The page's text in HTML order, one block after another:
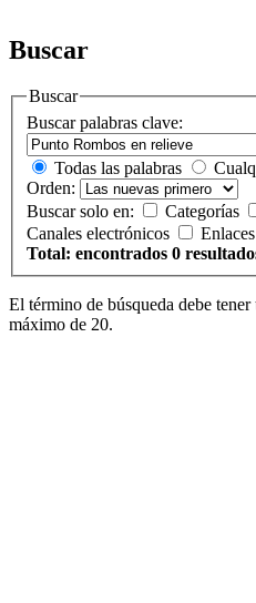
Buscar
Buscar
Buscar palabras clave:
Todas las palabras
Orden:
Buscar solo en:
Categorías
Canales electrónicos
Total: encontrados 0
El término de búsqueda debe
máximo de 20.